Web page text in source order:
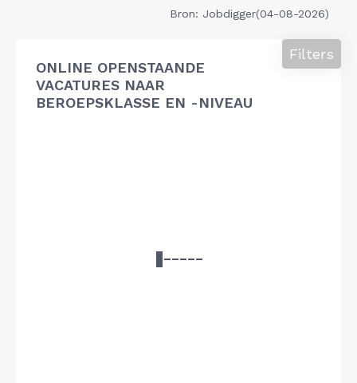
Bron: Jobdigger(04-08-2026)
ONLINE OPENSTAANDE
VACATURES NAAR
BEROEPSKLASSE EN -NIVEAU
Filters